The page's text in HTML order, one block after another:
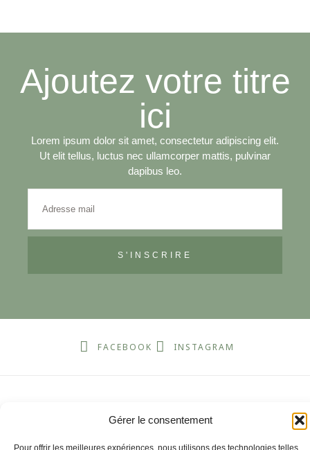
Gérer le consentement
Pour offrir les meilleures expériences, nous utilisons des technologies telles
Ajoutez votre titre
ici
Lorem ipsum dolor sit amet, consectetur adipiscing elit.
Ut elit tellus, luctus nec ullamcorper mattis, pulvinar
dapibus leo.
S'INSCRIRE
FACEBOOK INSTAGRAM